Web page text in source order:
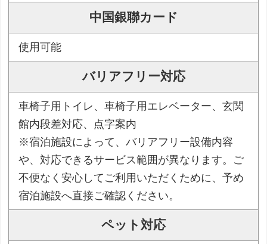
中国銀聯カード
使用可能
バリアフリー対応
車椅子用トイレ、車椅子用エレベーター、玄関
館内段差対応、点字案内
※宿泊施設によって、バリアフリー設備内容
や、対応できるサービス範囲が異なります。ご
不便なく安心してご利用いただくために、予め
宿泊施設へ直接ご確認ください。
ペット対応